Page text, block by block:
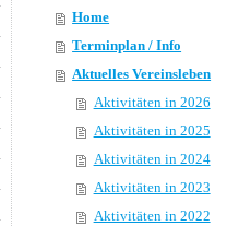
Home
Terminplan / Info
Aktuelles Vereinsleben
Aktivitäten in 2026
Aktivitäten in 2025
Aktivitäten in 2024
Aktivitäten in 2023
Aktivitäten in 2022